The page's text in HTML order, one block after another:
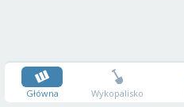
Główna Wykopalisko